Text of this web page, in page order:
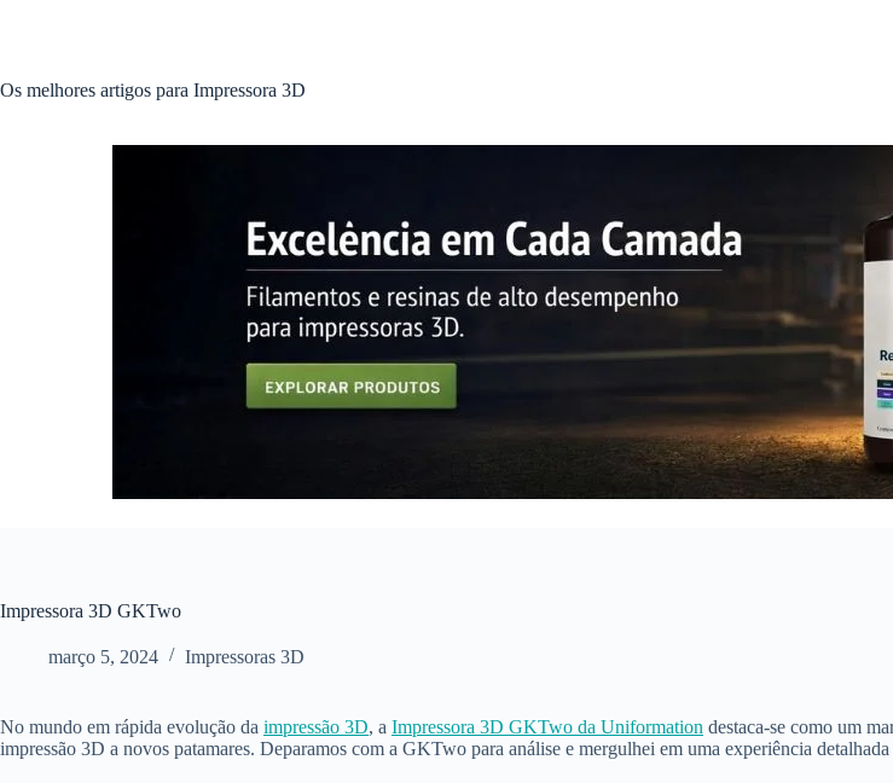
Os melhores artigos para Impressora 3D
Impressora 3D GKTwo
março 5, 2024 Impressoras 3D
No mundo em rápida evolução da impressão 3D, a Impressora 3D GKTwo da Uniformation destaca-se como um
impressão 3D a novos patamares. Deparamos com a GKTwo para análise e mergulhei em uma experiência